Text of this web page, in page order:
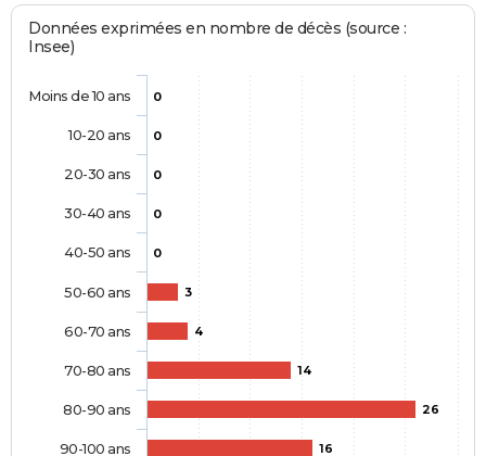
Données exprimées en nombre de décès (source :
Insee)
0
0
0
0
0
3
4
14
26
16
Moins de 10 ans
10-20 ans
20-30 ans
30-40 ans
40-50 ans
50-60 ans
60-70 ans
70-80 ans
80-90 ans
90-100 ans